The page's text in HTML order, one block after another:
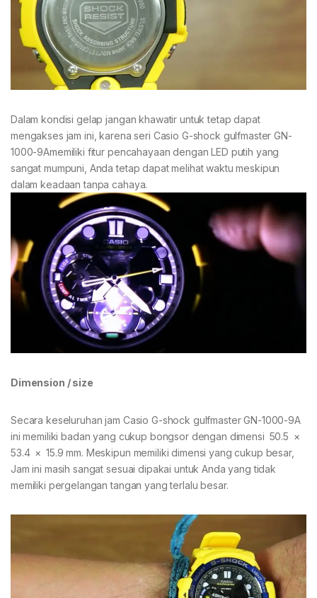
Dalam kondisi gelap jangan khawatir untuk tetap dapat
mengakses jam ini, karena seri Casio G-shock gulfmaster GN-
1000-9Amemiliki fitur pencahayaan dengan LED putih yang
sangat mumpuni, Anda tetap dapat melihat waktu meskipun
dalam keadaan tanpa cahaya.
Dimension / size
Secara keseluruhan jam Casio G-shock gulfmaster GN-1000-9A
ini memiliki badan yang cukup bongsor dengan dimensi 50.5 ×
53.4 × 15.9 mm. Meskipun memiliki dimensi yang cukup besar,
Jam ini masih sangat sesuai dipakai untuk Anda yang tidak
memiliki pergelangan tangan yang terlalu besar.